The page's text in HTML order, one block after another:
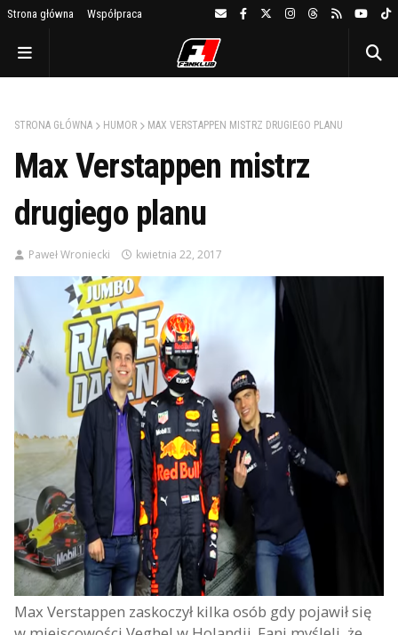
Strona główna Współpraca
STRONA GŁÓWNA HUMOR MAX VERSTAPPEN MISTRZ DRUGIEGO PLANU
Max Verstappen mistrz
drugiego planu
Paweł Wroniecki kwietnia 22, 2017
Max Verstappen zaskoczył kilka osób gdy pojawił się